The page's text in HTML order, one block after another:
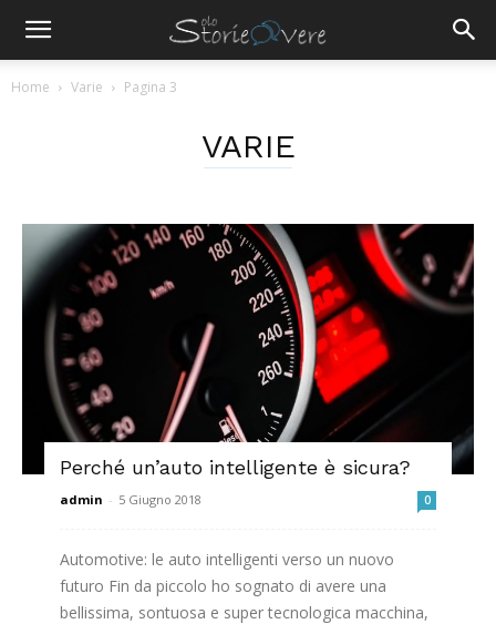
Home Varie Pagina 3
VARIE
Perché un’auto intelligente è sicura?
admin - 5 Giugno 2018 0
Automotive: le auto intelligenti verso un nuovo
futuro Fin da piccolo ho sognato di avere una
bellissima, sontuosa e super tecnologica macchina,